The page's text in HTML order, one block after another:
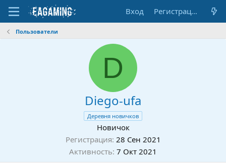
Вход Регистрация
Пользователи
D
Diego-ufa
Деревня новичков
Новичок
Регистрация 28 Сен 2021
Активность 7 Окт 2021